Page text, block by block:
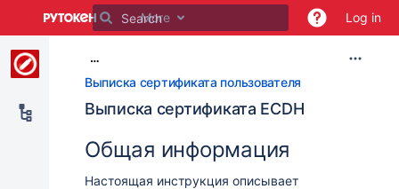
content
assistive.skiplink.to.breadcrumbs
assistive.skiplink.to.action.menu
More Log in
…
Выписка сертификата пользователя
Выписка сертификата ECDH
Общая информация
Настоящая инструкция описывает